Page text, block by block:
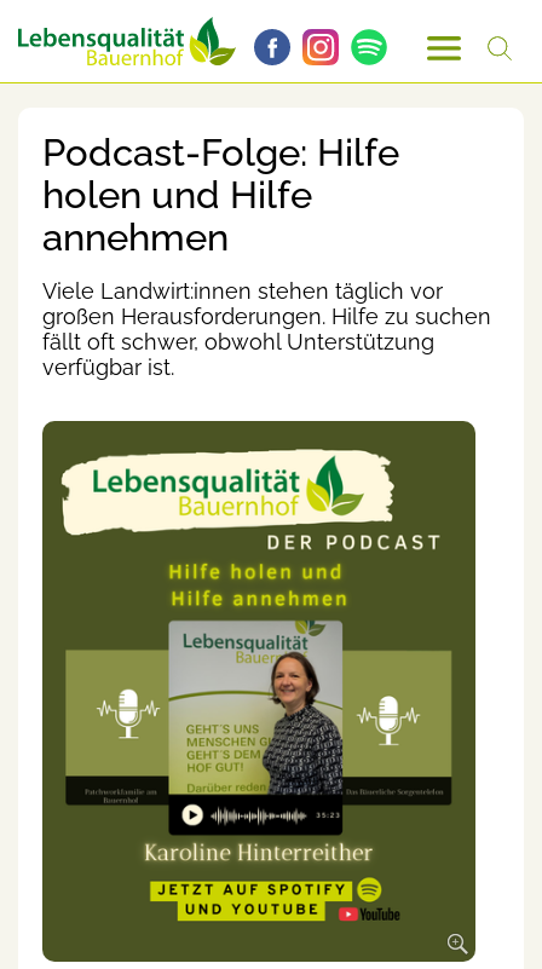
Podcast-Folge: Hilfe
holen und Hilfe
annehmen
Viele Landwirt:innen stehen täglich vor
großen Herausforderungen. Hilfe zu suchen
fällt oft schwer, obwohl Unterstützung
verfügbar ist.